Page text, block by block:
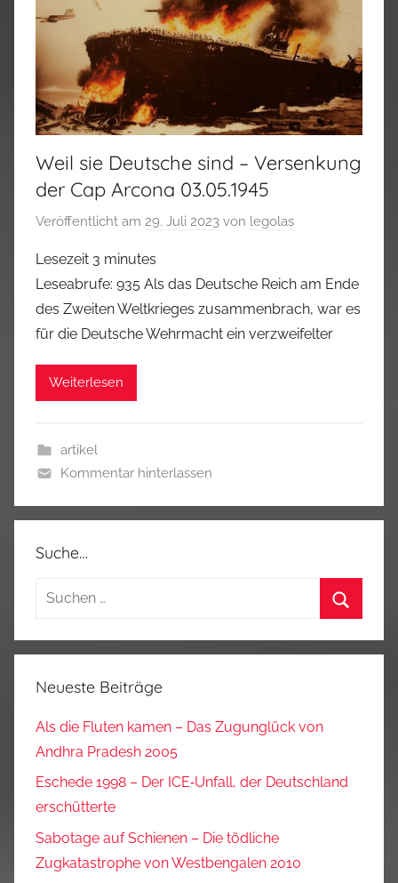
Weil sie Deutsche sind – Versenkung
der Cap Arcona 03.05.1945
Veröffentlicht am 29. Juli 2023 von legolas
Lesezeit 3 minutes
Leseabrufe: 935 Als das Deutsche Reich am Ende
des Zweiten Weltkrieges zusammenbrach, war es
für die Deutsche Wehrmacht ein verzweifelter
Weiterlesen
artikel
Kommentar hinterlassen
Suche…
Suchen
Neueste Beiträge
Als die Fluten kamen – Das Zugunglück von
Andhra Pradesh 2005
Eschede 1998 – Der ICE‑Unfall, der Deutschland
erschütterte
Sabotage auf Schienen – Die tödliche
Zugkatastrophe von Westbengalen 2010